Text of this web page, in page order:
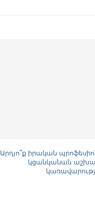
Արդյո՞ք իրական
կցանկանան